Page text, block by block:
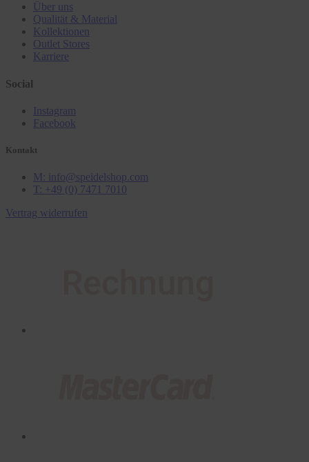
Über uns
Qualität & Material
Kollektionen
Outlet Stores
Karriere
Social
Instagram
Facebook
Kontakt
M: info@speidelshop.com
T: +49 (0) 7471 7010
Vertrag widerrufen